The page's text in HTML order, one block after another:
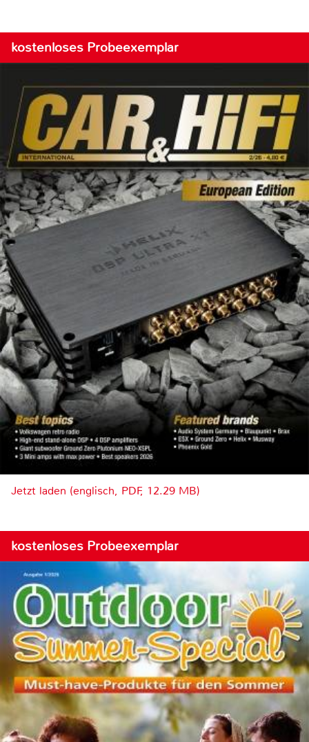
kostenloses Probeexemplar
Jetzt laden (englisch, PDF, 12.29 MB)
kostenloses Probeexemplar